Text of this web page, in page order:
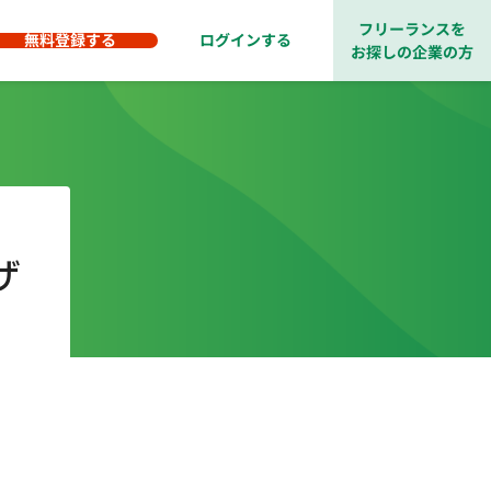
無料登録する ログインする
フリーランスを
お探しの企業の方